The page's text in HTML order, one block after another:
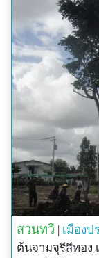
สวนทวี เมืองป
ต้นจามจุรีสีทอง